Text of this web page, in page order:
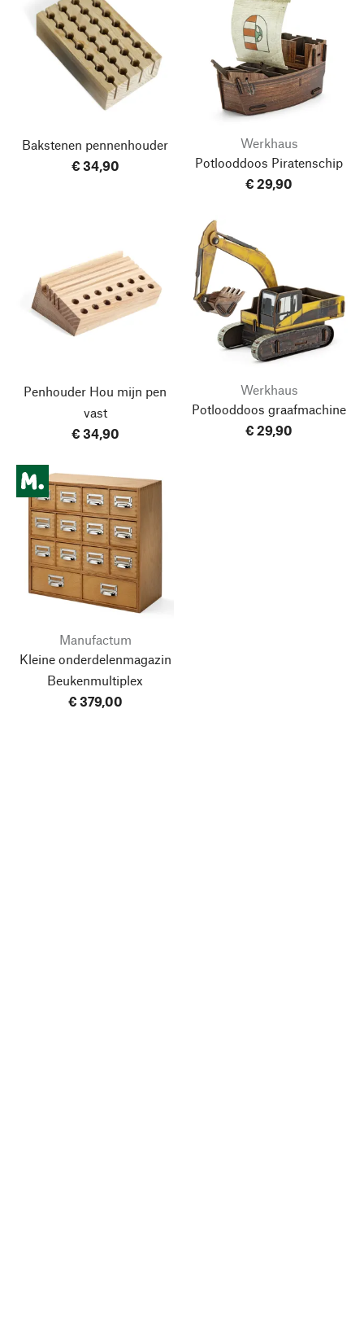
Bakstenen pennenhouder
€ 34,90
Werkhaus
Potlooddoos Piratenschip
€ 29,90
Penhouder Hou mijn pen
vast
€ 34,90
Werkhaus
Potlooddoos graafmachine
€ 29,90
Manufactum
Kleine onderdelenmagazin
Beukenmultiplex
€ 379,00